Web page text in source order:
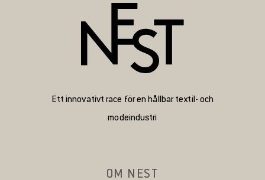
Ett innovativt race för en hållbar textil- och
modeindustri
OM NEST